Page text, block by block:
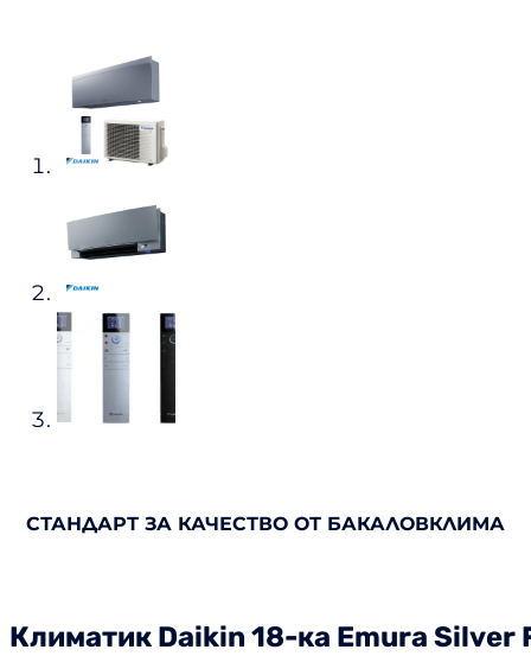
СТАНДАРТ ЗА КАЧЕСТВО ОТ БАКАЛОВКЛИМА
Климатик Daikin 18-ка Emura Silver